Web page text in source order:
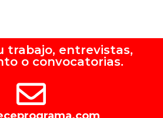
trabajo, entrevistas,
o convocatorias.